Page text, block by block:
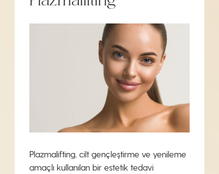
Plazmalifting, cilt gençleştirme ve yenileme
amaçlı kullanılan bir estetik tedavi